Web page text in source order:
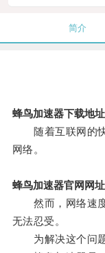
简介
蜂鸟加速器下载地址
随着互联网的快
网络。
蜂鸟加速器官网网址
然而，网络速度
无法忍受。
为解决这个问题